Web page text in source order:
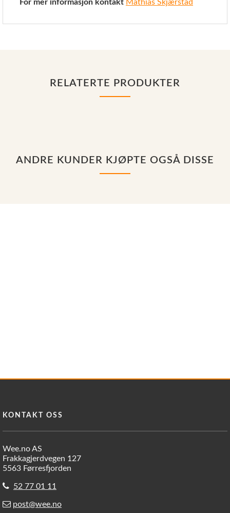
For mer informasjon kontakt Mathias Skjærstad
RELATERTE PRODUKTER
ANDRE KUNDER KJØPTE OGSÅ DISSE
KONTAKT OSS
Wee.no AS
Frakkagjerdvegen 127
5563 Førresfjorden
52 77 01 11
post@wee.no